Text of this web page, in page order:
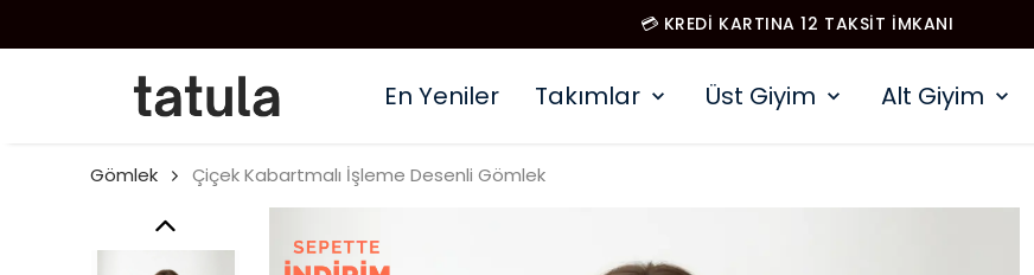
💳 KREDİ KARTINA 12 TAKSİT İMKANI
En Yeniler Takımlar Üst Giyim Alt Giyim
Gömlek Çiçek Kabartmalı İşleme Desenli Gömlek